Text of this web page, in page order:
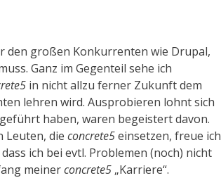
den großen Konkurrenten wie Drupal,
Ganz im Gegenteil sehe ich
in nicht allzu ferner Zukunft dem
lehren wird. Ausprobieren lohnt sich
haben, waren begeistert davon.
Leuten, die concrete5einsetzen, freue ich
ich bei evtl. Problemen (noch) nicht
meinerconcrete5 „Karriere“.